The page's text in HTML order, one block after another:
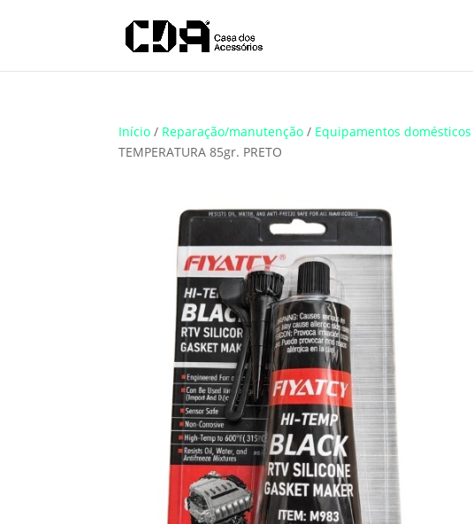
Translate
Início / Reparação/manutenção / Equipamentos domésticos
TEMPERATURA 85gr. PRETO